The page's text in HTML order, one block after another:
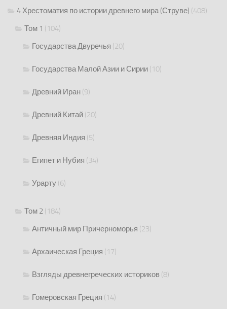
4 Хрестоматия по истории древнего мира (Струве) (408)
Том 1 (104)
Государства Двуречья (20)
Государства Малой Азии и Сирии (10)
Древний Иран (9)
Древний Китай (20)
Древняя Индия (5)
Египет и Нубия (34)
Урарту (6)
Том 2 (184)
Античный мир Причерноморья (23)
Архаическая Греция (17)
Взгляды древнегреческих историков (8)
Гомеровская Греция (14)